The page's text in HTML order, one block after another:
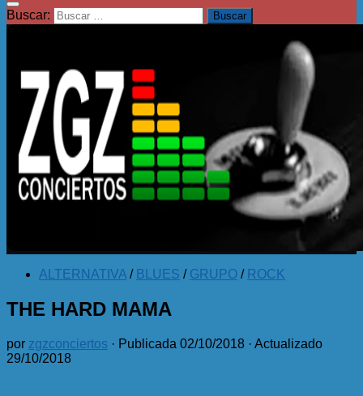
Buscar:
ALTERNATIVA / BLUES / GRUPO / ROCK
THE HARD MAMA
por zgzconciertos · Publicada 02/10/2018 · Actualizado
29/10/2018